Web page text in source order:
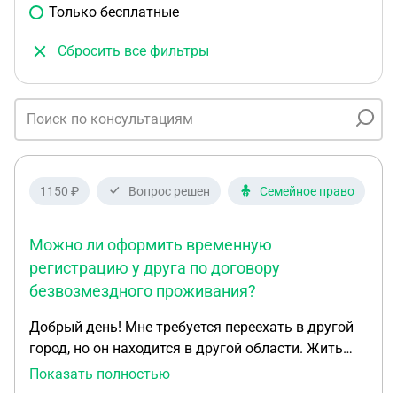
Только бесплатные
Сбросить все фильтры
1150 ₽ Вопрос решен Семейное право
Можно ли оформить временную
регистрацию у друга по договору
безвозмездного проживания?
Добрый день! Мне требуется переехать в другой
город, но он находится в другой области. Жить
буду на арендованной квартире, но многие
Показать полностью